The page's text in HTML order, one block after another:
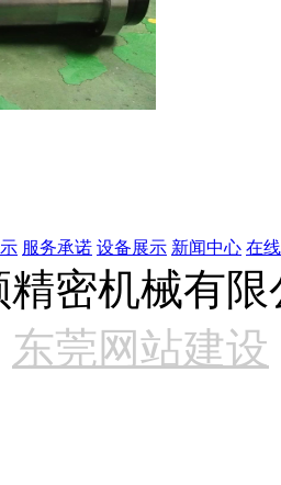
服务承诺 设备展示 新闻中心 在
精密机械有
东莞网站建设